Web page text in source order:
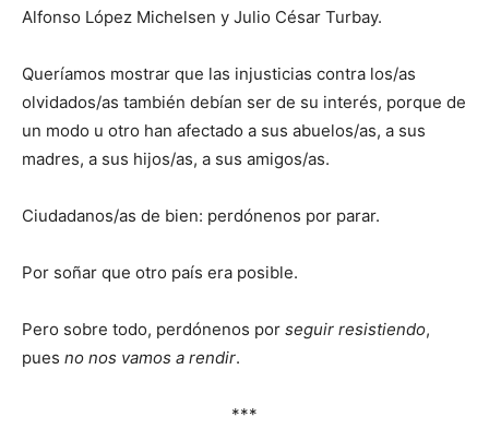
Alfonso López Michelsen y Julio César Turbay.
Queríamos mostrar que las injusticias contra los/as
olvidados/as también debían ser de su interés, porque de
un modo u otro han afectado a sus abuelos/as, a sus
madres, a sus hijos/as, a sus amigos/as.
Ciudadanos/as de bien: perdónenos por parar.
Por soñar que otro país era posible.
Pero sobre todo, perdónenos por seguir resistiendo,
pues no nos vamos a rendir.
***